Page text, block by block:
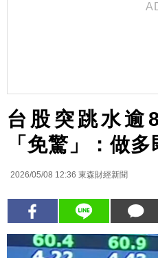
台股突跳水逾
「免驚」：做多
2026/05/08 12:36 東森財經新聞